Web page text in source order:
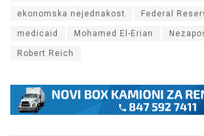
ekonomska nejednakost Federal
medicaid Mohamed El-Erian
Robert Reich